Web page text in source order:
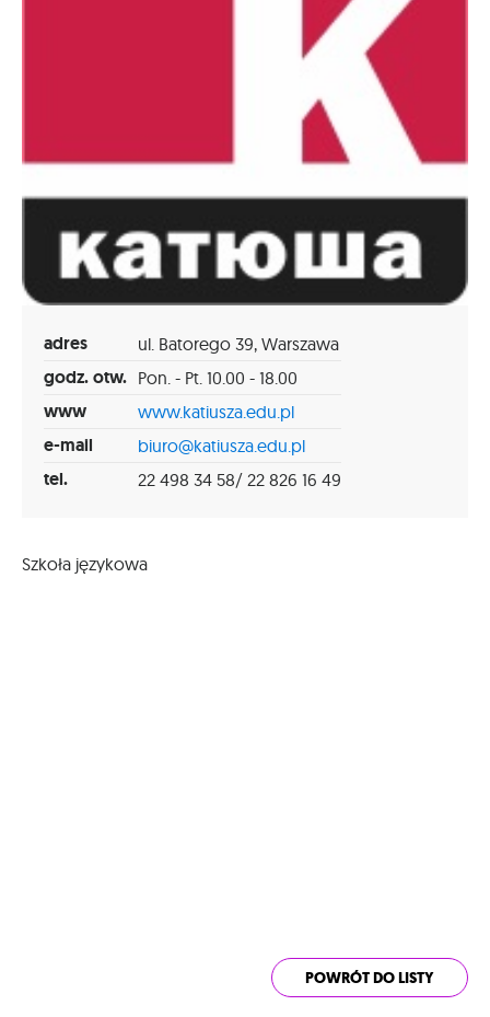
adres ul. Batorego 39, Warszawa
godz. otw. Pon. - Pt. 10.00 - 18.00
www www.katiusza.edu.pl
e-mail biuro@katiusza.edu.pl
tel. 22 498 34 58/ 22 826 16 49
Szkoła językowa
POWRÓT DO LISTY